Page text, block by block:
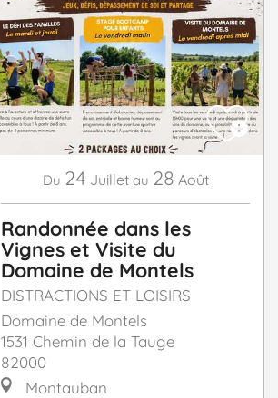
Du 24 Juillet au 28 Août
Randonnée dans les
Vignes et Visite du
Domaine de Montels
DISTRACTIONS ET LOISIRS
Domaine de Montels
1531 Chemin de la Tauge
82000
Montauban